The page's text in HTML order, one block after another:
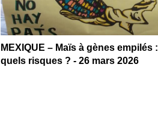
MEXIQUE – Maïs à gènes empilés :
quels risques ? - 26 mars 2026